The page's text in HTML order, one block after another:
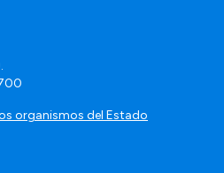
organismos del Estado